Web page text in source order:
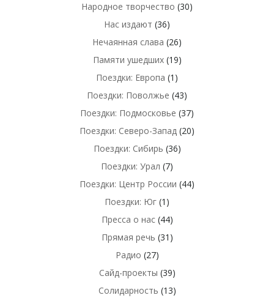
Народное творчество (30)
Нас издают (36)
Нечаянная слава (26)
Памяти ушедших(19)
Поездки: Европа (1)
Поездки: Поволжье (43)
Поездки: Подмосковье (37)
Поездки: Северо-Запад (20)
Поездки: Сибирь (36)
Поездки: Урал (7)
Поездки: Центр России (44)
Поездки: Юг (1)
Пресса о нас(44)
Прямая речь (31)
Радио (27)
Сайд-проекты (39)
Солидарность (13)